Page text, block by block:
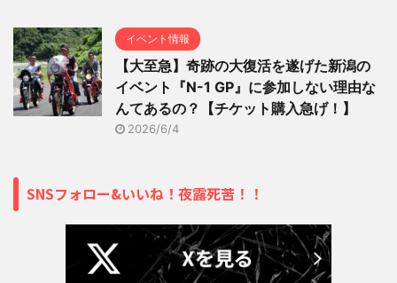
イベント情報
【大至急】奇跡の大復活を遂げた新潟の
イベント『N-1 GP』に参加しない理由な
んてあるの？【チケット購入急げ！】
2026/6/4
SNSフォロー&いいね！夜露死苦！！